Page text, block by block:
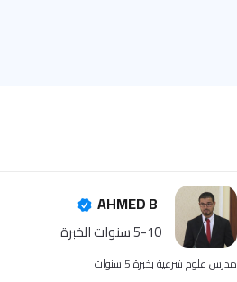
AHMED B
5-10 سنوات الخبرة
مدرس علوم شرعية بخبرة 5 سنوات